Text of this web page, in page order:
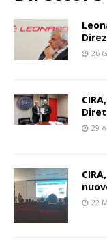
26
29
22